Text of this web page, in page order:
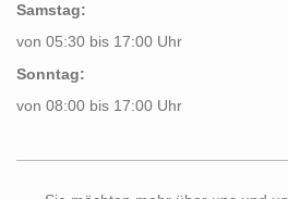
Samstag:
von 05:30 bis 17:00 Uhr
Sonntag:
von 08:00 bis 17:00 Uhr